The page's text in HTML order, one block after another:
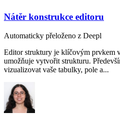
Nátěr konstrukce editoru
Automaticky přeloženo z Deepl
Editor struktury je klíčovým prvkem
umožňuje vytvořit strukturu.
vizualizovat vaše tabulky, pole a...